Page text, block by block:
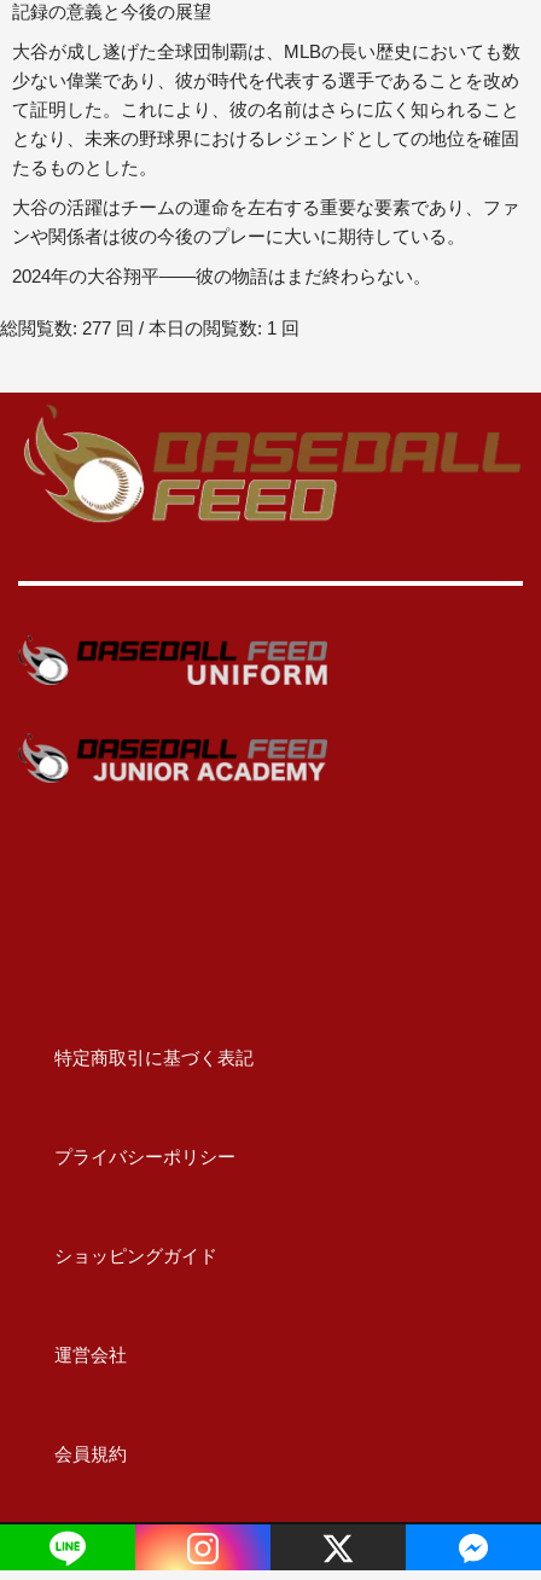
記録の意義と今後の展望
大谷が成し遂げた全球団制覇は、MLBの長い歴史においても数
少ない偉業であり、彼が時代を代表する選手であることを改め
て証明した。これにより、彼の名前はさらに広く知られること
となり、未来の野球界におけるレジェンドとしての地位を確固
たるものとした。
大谷の活躍はチームの運命を左右する重要な要素であり、ファ
ンや関係者は彼の今後のプレーに大いに期待している。
2024年の大谷翔平――彼の物語はまだ終わらない。
総閲覧数: 277 回 / 本日の閲覧数: 1 回
特定商取引に基づく表記
プライバシーポリシー
ショッピングガイド
運営会社
会員規約
© 2024 BASEBALL FEED Co., Ltd